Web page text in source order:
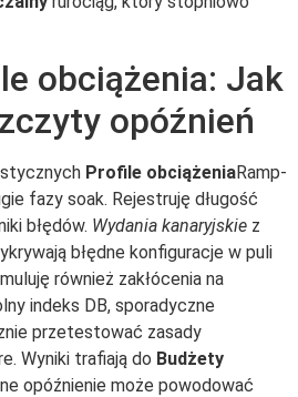
obciążenia: Jak
opóźnień
Profile obciążeniaRamp-
fazy soak. Rejestruję długość
błędów. Wydania kanaryjskie z
błędne konfiguracje w puli
również zakłócenia na
indeks DB, sporadyczne
przetestować zasady
Wyniki trafiają do Budżety
opóźnienie może powodować